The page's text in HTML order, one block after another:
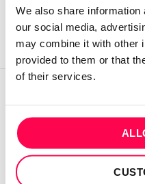
We also share
our social media,
may combine it with other
provided to them or that
of their services.
Contactos